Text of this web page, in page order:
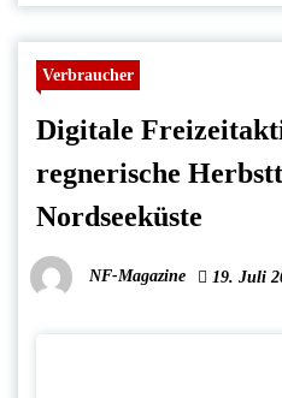
Verbraucher
Digitale
regnerische
Nordseeküste
NF-Magazine 19. Juli